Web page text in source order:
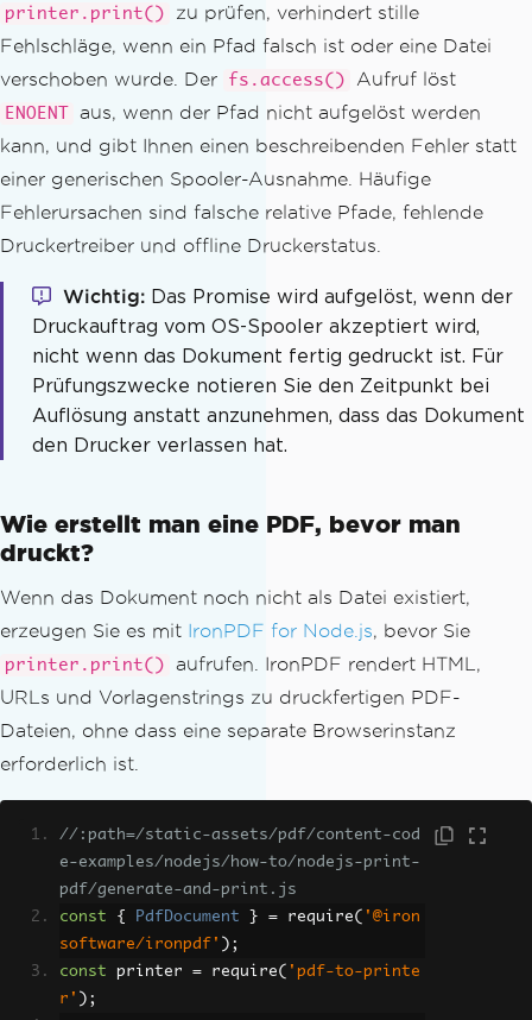
ePath
}`);
}
printPDF './pdfs/invoice.pdf' ).
catch
if
(err. code === 'ENOENT' )
{
    console
.error('File not found:', e
rr.path);
}
else
{
message);
}
});
printer.print()
zu prüfen, verhindert stille
Fehlschläge, wenn ein Pfad falsch ist oder eine Datei
verschoben wurde. Der
fs.access() Aufruf löst
ENOENT
aus, wenn der Pfad nicht aufgelöst werden
kann, und gibt Ihnen einen beschreibenden Fehler statt
einer generischen Spooler-Ausnahme. Häufige
Fehlerursachen sind falsche relative Pfade, fehlende
Druckertreiber und offline Druckerstatus.
Wichtig
Das Promise wird aufgelöst, wenn der
Druckauftrag vom OS-Spooler akzeptiert wird,
nicht wenn das Dokument fertig gedruckt ist. Für
Prüfungszwecke notieren Sie den Zeitpunkt bei
Auflösung anstatt anzunehmen, dass das Dokument
den Drucker verlassen hat.
Wie erstellt man eine PDF, bevor man
druckt?
Wenn das Dokument noch nicht als Datei existiert,
erzeugen Sie es mit IronPDF for Node.js, bevor Sie
printer.print()
aufrufen. IronPDF rendert HTML,
URLs und Vorlagenstrings zu druckfertigen PDF-
Dateien, ohne dass eine separate Browserinstanz
erforderlich ist.
//:path=/static-assets/pdf/content-cod
e-examples/nodejs/how-to/nodejs-print-
pdf/generate-and-print.js
const
{ PdfDocument } = require( '@iron
software/ironpdf' );
const printer = require( 'pdf-to-printe
r' );